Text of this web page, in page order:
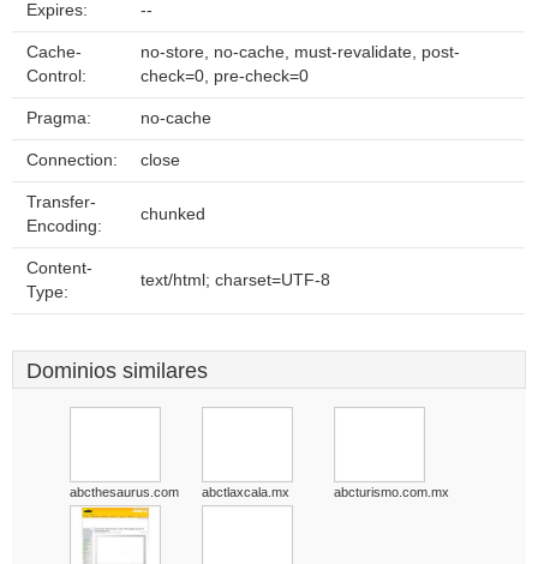
Expires: --
Cache-
Control:
no-store, no-cache, must-revalidate, post-
check=0, pre-check=0
Pragma: no-cache
Connection: close
Transfer-
Encoding:
chunked
Content-
Type:
text/html; charset=UTF-8
Dominios similares
abcthesaurus.com abctlaxcala.mx abcturismo.com.mx